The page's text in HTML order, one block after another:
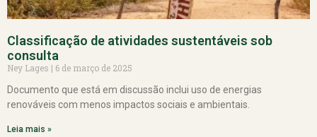
Classificação de atividades sustentáveis sob
consulta
Ney Lages
6 de março de 2025
Documento que está em discussão inclui uso de energias
renováveis com menos impactos sociais e ambientais.
Leia mais »